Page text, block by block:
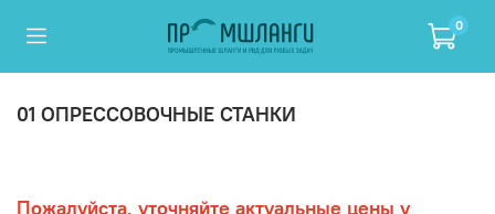
0
01 ОПРЕССОВОЧНЫЕ СТАНКИ
Пожалуйста, уточняйте актуальные цены у